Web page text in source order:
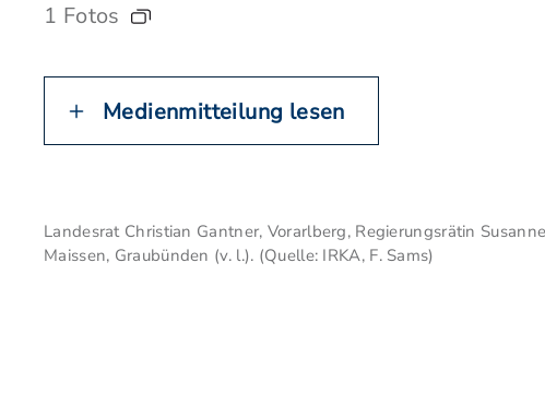
1 Fotos
Medienmitteilung lesen
Landesrat Christian Gantner, Vorarlberg, Regierungsrätin
Maissen, Graubünden (v. l.). (Quelle: IRKA, F. Sams)